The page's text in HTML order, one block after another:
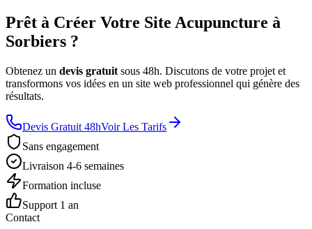
Prêt à Créer Votre Site Acupuncture à
Sorbiers ?
Obtenez un devis gratuit sous 48h. Discutons de votre projet et
transformons vos idées en un site web professionnel qui génère des
résultats.
Devis Gratuit 48hVoir Les Tarifs
Sans engagement
Livraison 4-6 semaines
Formation incluse
Support 1 an
Contact